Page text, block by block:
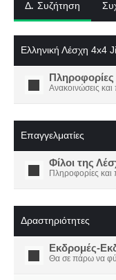
Δ. Συζήτηση
Ελληνική Λέσχη 4x4
Ανακοινώσεις
Επαγγελματίες
Φίλοι της
Πληροφορίες και
Δραστηριότητες
Εκδρομές-
Θα σε πάρω να